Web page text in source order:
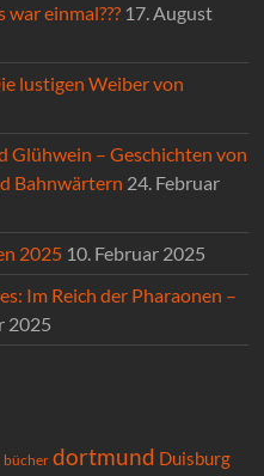
einmal??? 17. August
lustigen Weiber von
Glühwein – Geschichten von
Bahnwärtern 24. Februar
2025 10. Februar 2025
Im Reich der Pharaonen –
2025
bücher dortmund Duisburg